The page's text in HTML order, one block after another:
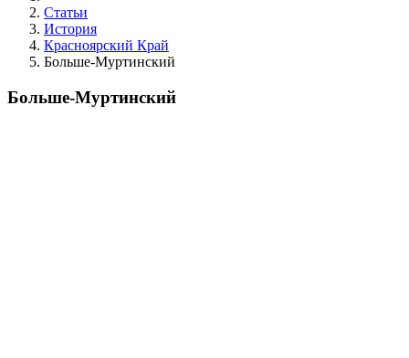
Статьи
История
Красноярский Край
Больше‑Муртинский
Больше‑Муртинский